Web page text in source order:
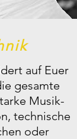
auf Euer
gesamte
Musik-
technische
oder